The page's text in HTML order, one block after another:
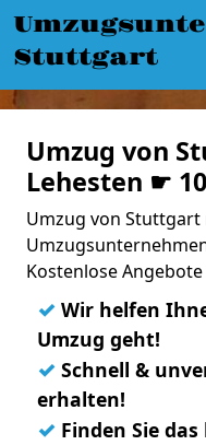
Stuttgart
Umzug von
Lehesten ☛
Umzug von Stuttgart
Kostenlose
✓ Wir helfen
Umzug geht!
✓ Schnell &
erhalten!
✓ Finden Sie